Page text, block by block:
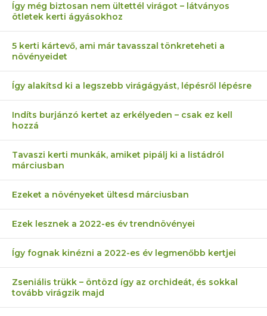
Így még biztosan nem ültettél virágot – látványos
ötletek kerti ágyásokhoz
5 kerti kártevő, ami már tavasszal tönkreteheti a
növényeidet
Így alakítsd ki a legszebb virágágyást, lépésről lépésre
Indíts burjánzó kertet az erkélyeden – csak ez kell
hozzá
Tavaszi kerti munkák, amiket pipálj ki a listádról
márciusban
Ezeket a növényeket ültesd márciusban
Ezek lesznek a 2022-es év trendnövényei
Így fognak kinézni a 2022-es év legmenőbb kertjei
Zseniális trükk – öntözd így az orchideát, és sokkal
tovább virágzik majd